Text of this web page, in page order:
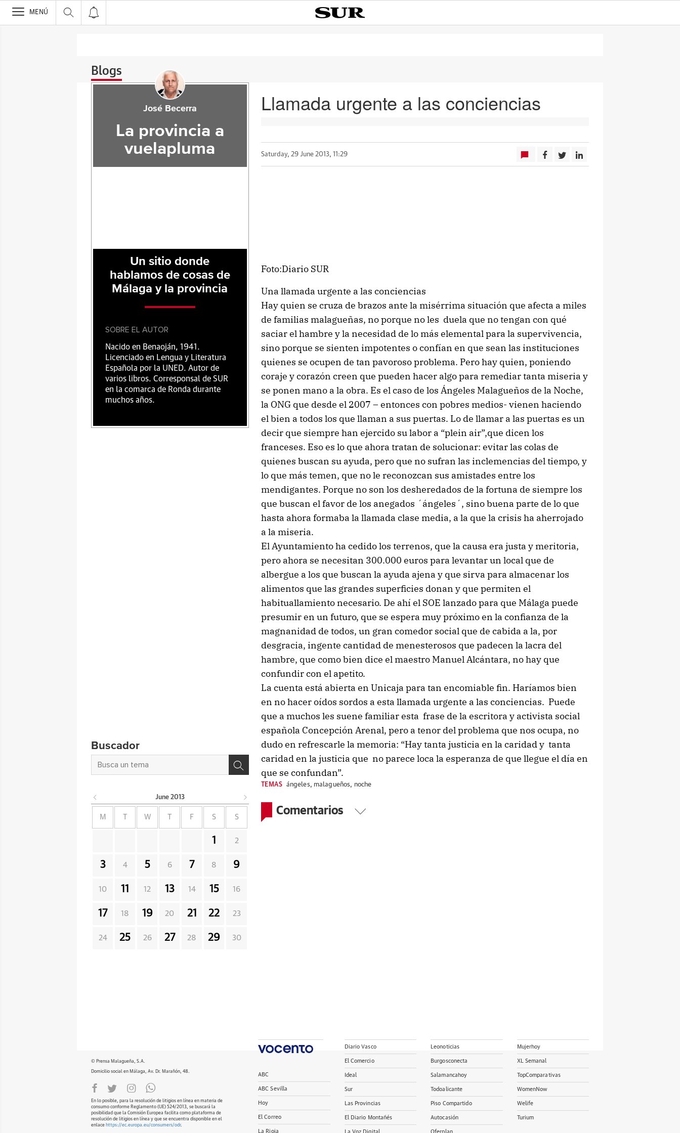
>
MENÚ
Blogs
Llamada urgente a las conciencias
Saturday, 29 June 2013, 11:29
Foto:Diario SUR
Una llamada urgente a las conciencias
Hay quien se cruza de brazos ante la misérrima situación que afecta a miles
de familias malagueñas, no porque no les duela que no tengan con qué
saciar el hambre y la necesidad de lo más elemental para la supervivencia,
sino porque se sienten impotentes o confían en que sean las instituciones
quienes se ocupen de tan pavoroso problema. Pero hay quien, poniendo
coraje y corazón creen que pueden hacer algo para remediar tanta miseria y
se ponen mano a la obra. Es el caso de los Ángeles Malagueños de la Noche,
la ONG que desde el 2007 – entonces con pobres medios- vienen haciendo
el bien a todos los que llaman a sus puertas. Lo de llamar a las puertas es un
decir que siempre han ejercido su labor a “plein air”,que dicen los
franceses. Eso es lo que ahora tratan de solucionar: evitar las colas de
quienes buscan su ayuda, pero que no sufran las inclemencias del tiempo, y
lo que más temen, que no le reconozcan sus amistades entre los
mendigantes. Porque no son los desheredados de la fortuna de siempre los
que buscan el favor de los anegados ´ángeles´, sino buena parte de lo que
hasta ahora formaba la llamada clase media, a la que la crisis ha aherrojado
a la miseria.
El Ayuntamiento ha cedido los terrenos, que la causa era justa y meritoria,
pero ahora se necesitan 300.000 euros para levantar un local que de
albergue a los que buscan la ayuda ajena y que sirva para almacenar los
alimentos que las grandes superficies donan y que permiten el
habituallamiento necesario. De ahí el SOE lanzado para que Málaga puede
presumir en un futuro, que se espera muy próximo en la confianza de la
magnanidad de todos, un gran comedor social que de cabida a la, por
desgracia, ingente cantidad de menesterosos que padecen la lacra del
hambre, que como bien dice el maestro Manuel Alcántara, no hay que
confundir con el apetito.
La cuenta está abierta en Unicaja para tan encomiable fin. Haríamos bien
en no hacer oídos sordos a esta llamada urgente a las conciencias. Puede
que a muchos les suene familiar esta frase de la escritora y activista social
española Concepción Arenal, pero a tenor del problema que nos ocupa, no
dudo en refrescarle la memoria: “Hay tanta justicia en la caridad y tanta
caridad en la justicia que no parece loca la esperanza de que llegue el día en
que se confundan”.
TEMAS ángeles, malagueños, noche
Comentarios
José Becerra
La provincia a
vuelapluma
Un sitio donde
hablamos de cosas de
Málaga y la provincia
SOBRE EL AUTOR
Nacido en Benaoján, 1941.
Licenciado en Lengua y Literatura
Española por la UNED. Autor de
varios libros. Corresponsal de SUR
en la comarca de Ronda durante
muchos años.
Buscador
June 2013
M W F S S
1 2
3 4 5 6 7 8 9
10 11 12 13 14 15 16
17 18 19 20 21 22 23
24 25 26 27 28 29 30
© Prensa Malagueña, S.A.
Domicilio social en Málaga, Av. Dr. Marañón, 48.
En lo posible, para la resolución de litigios en línea en materia de
consumo conforme Reglamento (UE) 524/2013, se buscará la
posibilidad que la Comisión Europea facilita como plataforma de
resolución de litigios en línea y que se encuentra disponible en el
enlace https://ec.europa.eu/consumers/odr.
ABC
ABC Sevilla
Hoy
El Correo
La Rioja
Diario Vasco
El Comercio
Ideal
Sur
Las Provincias
El Diario Montañés
La Voz Digital
Leonoticias
Burgosconecta
Salamancahoy
Todoalicante
Piso Compartido
Autocasión
Oferplan
Mujerhoy
XL Semanal
TopComparativas
WomenNow
Welife
Turium